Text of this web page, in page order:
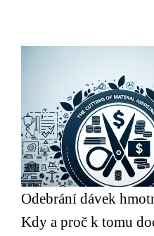
Odebrání dávek
Kdy a proč k tomu